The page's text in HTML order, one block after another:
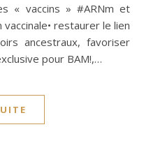
« vaccins » #ARNm et
restaurer le lien
ancestraux, favoriser
pour BAM!,…